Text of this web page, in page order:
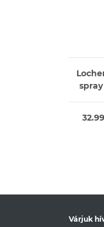
Várjuk